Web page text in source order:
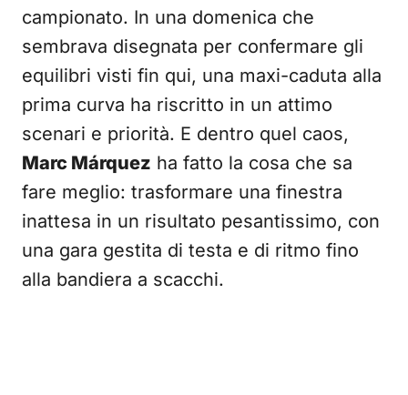
campionato. In una domenica che
sembrava disegnata per confermare gli
equilibri visti fin qui, una maxi-caduta alla
prima curva ha riscritto in un attimo
scenari e priorità. E dentro quel caos,
Marc Márquez ha fatto la cosa che sa
fare meglio: trasformare una finestra
inattesa in un risultato pesantissimo, con
una gara gestita di testa e di ritmo fino
alla bandiera a scacchi.